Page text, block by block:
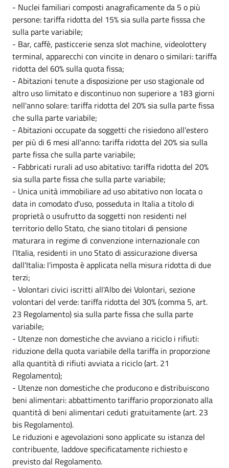
- Nuclei familiari composti anagraficamente da 5 o più
persone: tariffa ridotta del 15% sia sulla parte fisssa che
sulla parte variabile;
- Bar, caffè, pasticcerie senza slot machine, videolottery
terminal, apparecchi con vincite in denaro o similari: tariffa
ridotta del 60% sulla quota fissa;
- Abitazioni tenute a disposizione per uso stagionale od
altro uso limitato e discontinuo non superiore a 183 giorni
nell'anno solare: tariffa ridotta del 20% sia sulla parte fissa
che sulla parte variabile;
- Abitazioni occupate da soggetti che risiedono all'estero
per più di 6 mesi all'anno: tariffa ridotta del 20% sia sulla
parte fissa che sulla parte variabile;
- Fabbricati rurali ad uso abitativo: tariffa ridotta del 20%
sia sulla parte fissa che sulla parte variabile;
- Unica unità immobiliare ad uso abitativo non locata o
data in comodato d'uso, posseduta in Italia a titolo di
proprietà o usufrutto da soggetti non residenti nel
territorio dello Stato, che siano titolari di pensione
maturara in regime di convenzione internazionale con
l'Italia, residenti in uno Stato di assicurazione diversa
dall'Italia: l'imposta è applicata nella misura ridotta di due
terzi;
- Volontari civici iscritti all'Albo dei Volontari, sezione
volontari del verde: tariffa ridotta del 30% (comma 5, art.
23 Regolamento) sia sulla parte fissa che sulla parte
variabile;
- Utenze non domestiche che avviano a riciclo i rifiuti:
riduzione della quota variabile della tariffa in proporzione
alla quantità di rifiuti avviata a riciclo (art. 21
Regolamento);
- Utenze non domestiche che producono e distribuiscono
beni alimentari: abbattimento tariffario proporzionato alla
quantità di beni alimentari ceduti gratuitamente (art. 23
bis Regolamento).
Le riduzioni e agevolazioni sono applicate su istanza del
contribuente, laddove specificatamente richiesto e
previsto dal Regolamento.